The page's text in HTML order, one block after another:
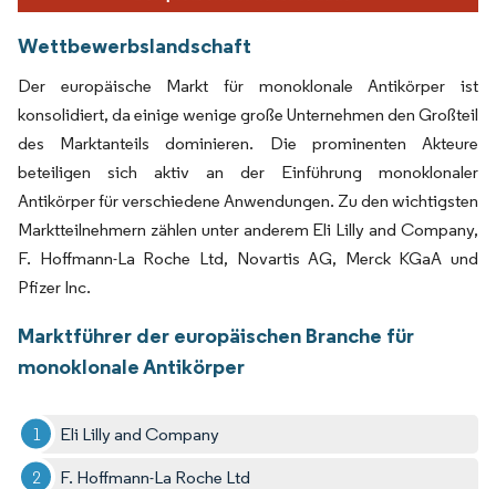
Wettbewerbslandschaft
Der europäische Markt für monoklonale Antikörper ist
konsolidiert, da einige wenige große Unternehmen den Großteil
des Marktanteils dominieren. Die prominenten Akteure
beteiligen sich aktiv an der Einführung monoklonaler
Antikörper für verschiedene Anwendungen. Zu den wichtigsten
Marktteilnehmern zählen unter anderem Eli Lilly and Company,
F. Hoffmann-La Roche Ltd, Novartis AG, Merck KGaA und
Pfizer Inc.
Marktführer der europäischen Branche für
monoklonale Antikörper
Eli Lilly and Company
F. Hoffmann-La Roche Ltd